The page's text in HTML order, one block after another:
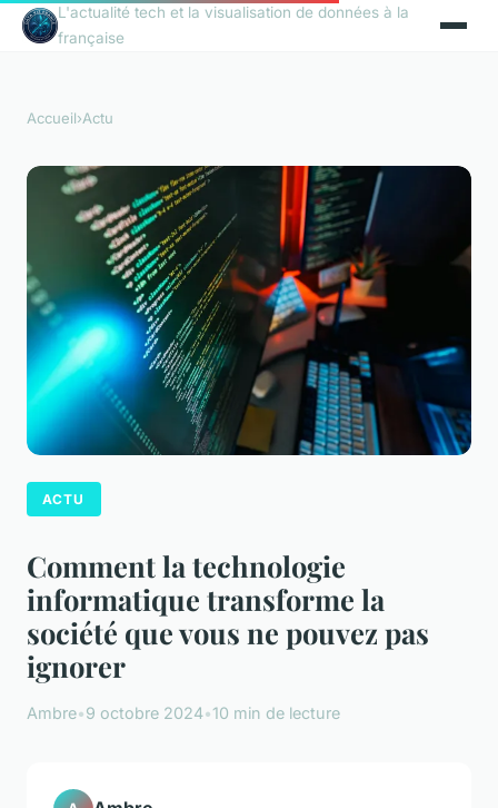
L'actualité tech et la visualisation de données à la
française
Accueil›Actu
ACTU
Comment la technologie
informatique transforme la
société que vous ne pouvez pas
ignorer
Ambre•9 octobre 2024•10 min de lecture